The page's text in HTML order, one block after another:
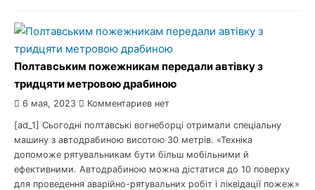
Полтавським пожежникам передали автівку з
тридцяти метровою драбиною
6 мая, 2023 Комментариев нет
[ad_1] Сьогодні полтавські вогнеборці отримали спеціальну
машину з автодрабиною висотою 30 метрів. «Техніка
допоможе рятувальникам бути більш мобільними й
ефективними. Автодрабиною можна дістатися до 10 поверху
для проведення аварійно-рятувальних робіт і ліквідації пожеж»